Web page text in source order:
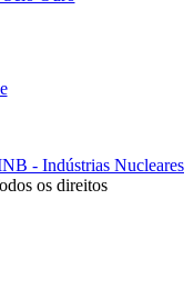
- Indústrias Nucleares
os direitos